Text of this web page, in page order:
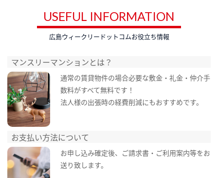
USEFUL INFORMATION
広島ウィークリードットコムお役立ち情報
マンスリーマンションとは？
通常の賃貸物件の場合必要な敷金・礼金・仲介手
数料がすべて無料です！
法人様の出張時の経費削減にもおすすめです。
お支払い方法について
お申し込み確定後、ご請求書・ご利用案内等をお
送り致します。